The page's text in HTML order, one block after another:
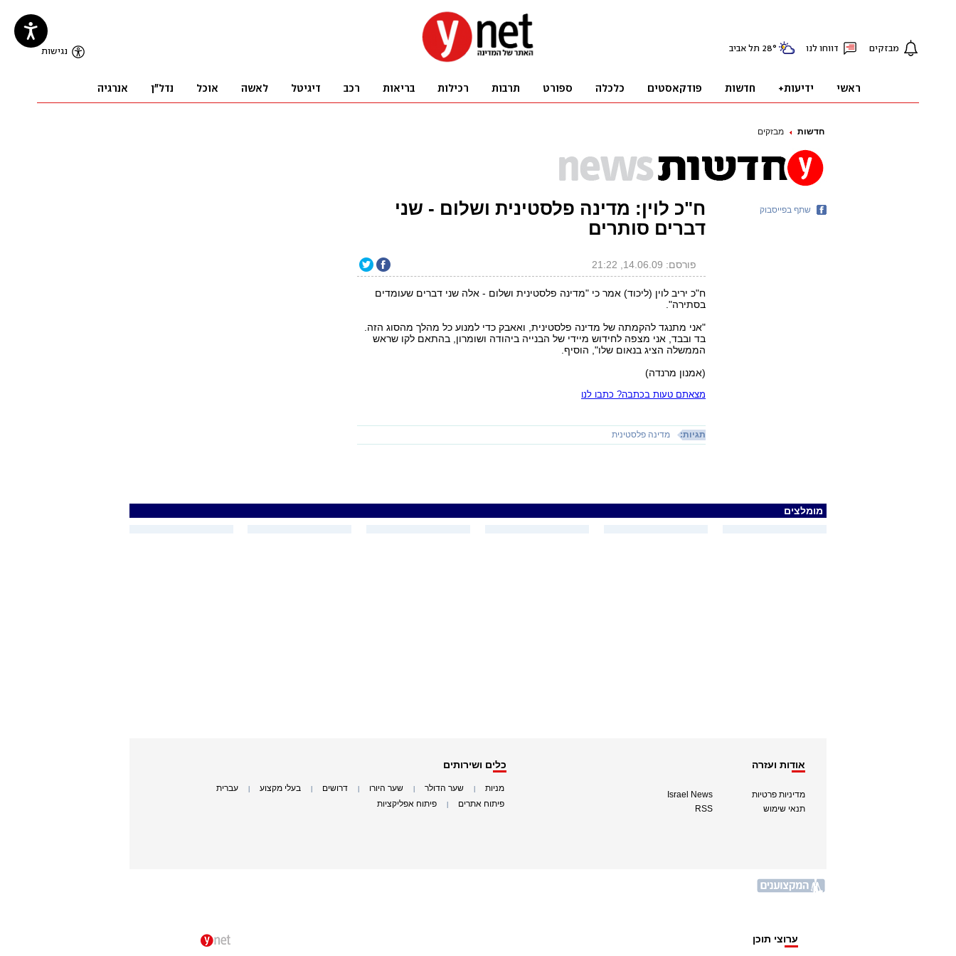
חדשות מבזקים
ח"כ לוין: מדינה פלסטינית ושלום - שני
דברים סותרים
פורסם: 14.06.09, 21:22
ח"כ יריב לוין (ליכוד) אמר כי "מדינה פלסטינית ושלום - אלה שני דברים שעומדים
בסתירה".
"אני מתנגד להקמתה של מדינה פלסטינית, ואאבק כדי למנוע כל מהלך מהסוג הזה.
בד ובבד, אני מצפה לחידוש מיידי של הבנייה ביהודה ושומרון, בהתאם לקו שראש
הממשלה הציג בנאום שלו", הוסיף.
(אמנון מרנדה)
מצאתם טעות בכתבה? כתבו לנו
תגיות: מדינה פלסטינית
שתף בפייסבוק
מומלצים
אודות ועזרה
מדיניות פרטיות
תנאי שימוש
Israel News
RSS
כלים ושירותים
מניות שער הדולר שער היורו דרושים בעלי מקצוע עברית
פיתוח אתרים פיתוח אפליקציות
ערוצי תוכן